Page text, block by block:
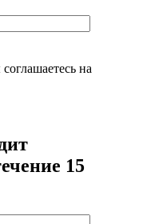
на
15